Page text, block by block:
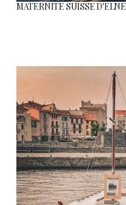
MATERNITE SUISSE D'ELNE